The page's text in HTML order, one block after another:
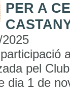
PER A
2025
pel
dia 1 de